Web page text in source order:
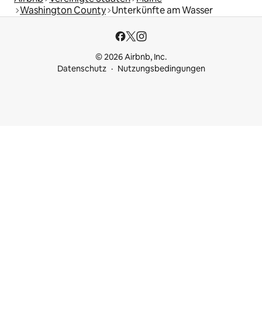
Washington County Unterkünfte am Wasser
© 2026 Airbnb, Inc.
Datenschutz
Nutzungsbedingungen